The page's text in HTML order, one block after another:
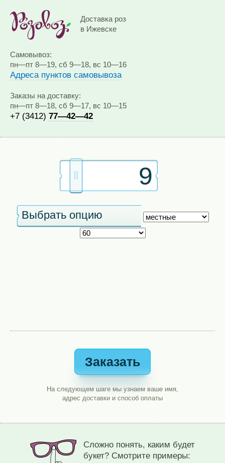
Доставка роз
в Ижевске
Самовывоз:
пн—пт 8—19, сб 9—18, вс 10—16
Адреса пунктов самовывоза
Заказы на доставку:
пн—пт 8—18, сб 9—17, вс 10—15
+7 (3412) 77—42—42
Заказать
На следующем шаге мы узнаем ваше имя,
адрес доставки и способ оплаты
Сложно понять, каким будет
букет? Смотрите примеры: